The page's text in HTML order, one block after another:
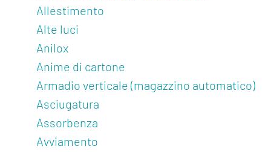
Allestimento
Alte luci
Anilox
Anime di cartone
Armadio verticale (magazzino automatico)
Asciugatura
Assorbenza
Avviamento